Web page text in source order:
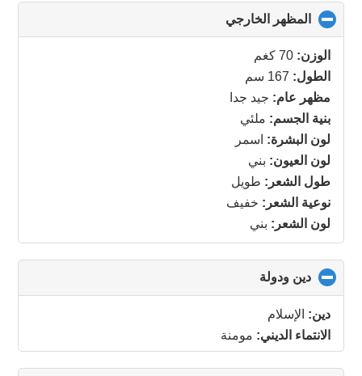
المظهر الخارجي
to
الوزن: 70 كغم
الطول: 167 سم
مظهر عام: جيد جدا
بنية الجسم: ملئي
لون البشرة: اسمر
لون العيون: بني
طول الشعر: طويل
نوعية الشعر: خفيف
لون الشعر: بني
دين ودولة
to
دين: الإسلام
الانتماء الديني: مومنة